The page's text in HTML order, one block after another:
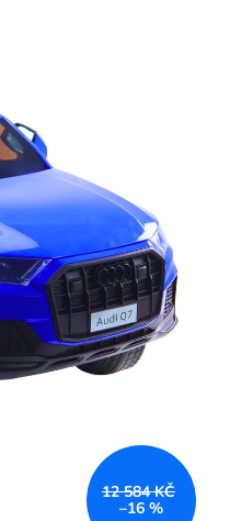
12 584 KČ
–16 %